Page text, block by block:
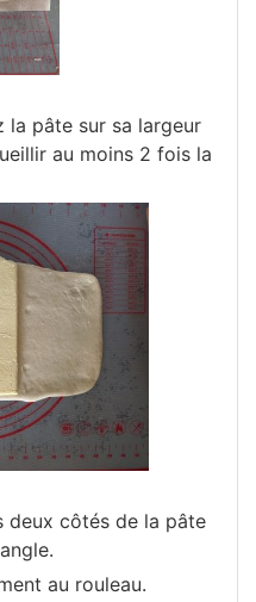
la pâte sur sa largeur
au moins 2 fois la
deux côtés de la pâte
au rouleau.